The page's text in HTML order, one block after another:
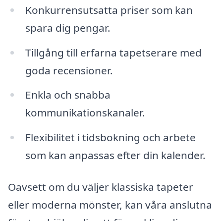
Konkurrensutsatta priser som kan
spara dig pengar.
Tillgång till erfarna tapetserare med
goda recensioner.
Enkla och snabba
kommunikationskanaler.
Flexibilitet i tidsbokning och arbete
som kan anpassas efter din kalender.
Oavsett om du väljer klassiska tapeter
eller moderna mönster, kan våra anslutna